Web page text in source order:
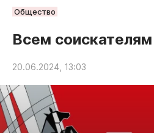
РУБРИКИ
Статьи
Народные новости
Авто и транспорт
Благоустройство
Общество
Всем
20.06.2024, 13:03